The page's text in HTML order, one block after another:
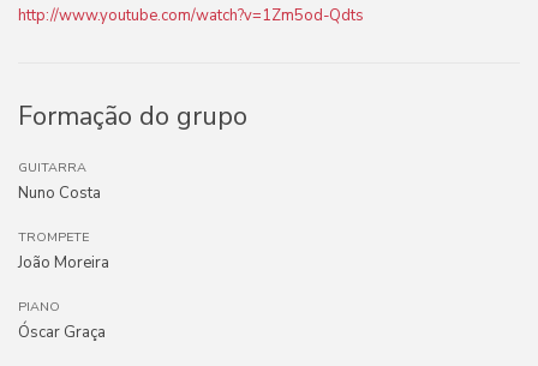
http://www.youtube.com/watch?v=1Zm5od-Qdts
Formação do grupo
GUITARRA
Nuno Costa
TROMPETE
João Moreira
PIANO
Óscar Graça